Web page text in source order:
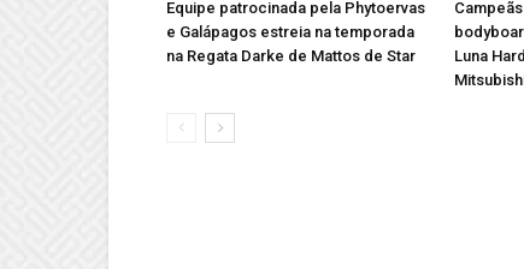
Equipe patrocinada pela Phytoervas
e Galápagos estreia na temporada
na Regata Darke de Mattos de Star
Luna